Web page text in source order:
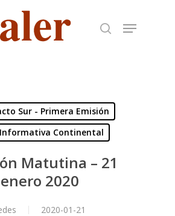
Sur - Primera Emisión
Informativa Continental
Matutina – 21
enero 2020
2020-01-21